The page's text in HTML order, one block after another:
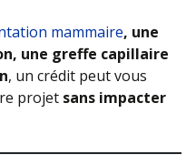
mammaire, une
une greffe capillaire
, un crédit peut vous
projet sans impacter